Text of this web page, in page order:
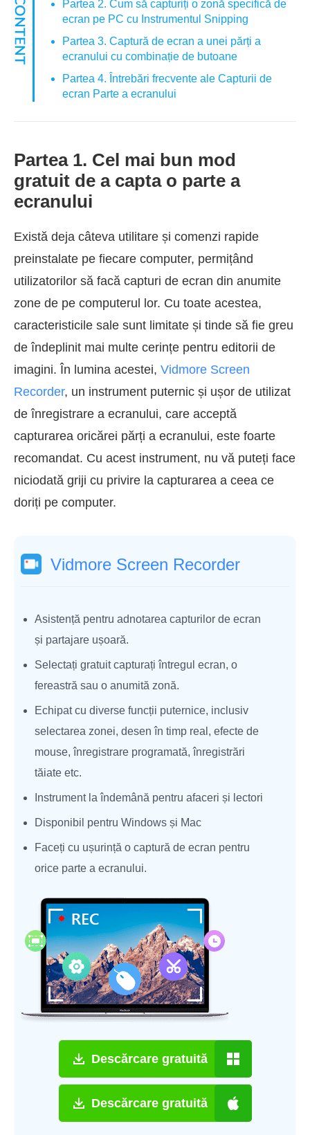
Partea 2. Cum să capturiți o zonă specifică de
ecran pe PC cu Instrumentul Snipping
Partea 3. Captură de ecran a unei părți a
ecranului cu combinație de butoane
Partea 4. Întrebări frecvente ale Capturii de
ecran Parte a ecranului
Partea 1. Cel mai bun mod
gratuit de a capta o parte a
ecranului
Există deja câteva utilitare și comenzi rapide
preinstalate pe fiecare computer, permițând
utilizatorilor să facă capturi de ecran din anumite
zone de pe computerul lor. Cu toate acestea,
caracteristicile sale sunt limitate și tinde să fie greu
de îndeplinit mai multe cerințe pentru editorii de
imagini. În lumina acestei, Vidmore Screen
Recorder, un instrument puternic și ușor de utilizat
de înregistrare a ecranului, care acceptă
capturarea oricărei părți a ecranului, este foarte
recomandat. Cu acest instrument, nu vă puteți face
niciodată griji cu privire la capturarea a ceea ce
doriți pe computer.
Vidmore Screen Recorder
Asistență pentru adnotarea capturilor de ecran
și partajare ușoară.
Selectați gratuit capturați întregul ecran, o
fereastră sau o anumită zonă.
Echipat cu diverse funcții puternice, inclusiv
selectarea zonei, desen în timp real, efecte de
mouse, înregistrare programată, înregistrări
tăiate etc.
Instrument la îndemână pentru afaceri și lectori
Disponibil pentru Windows și Mac
Faceți cu ușurință o captură de ecran pentru
orice parte a ecranului.
Descărcare gratuită
Descărcare gratuită